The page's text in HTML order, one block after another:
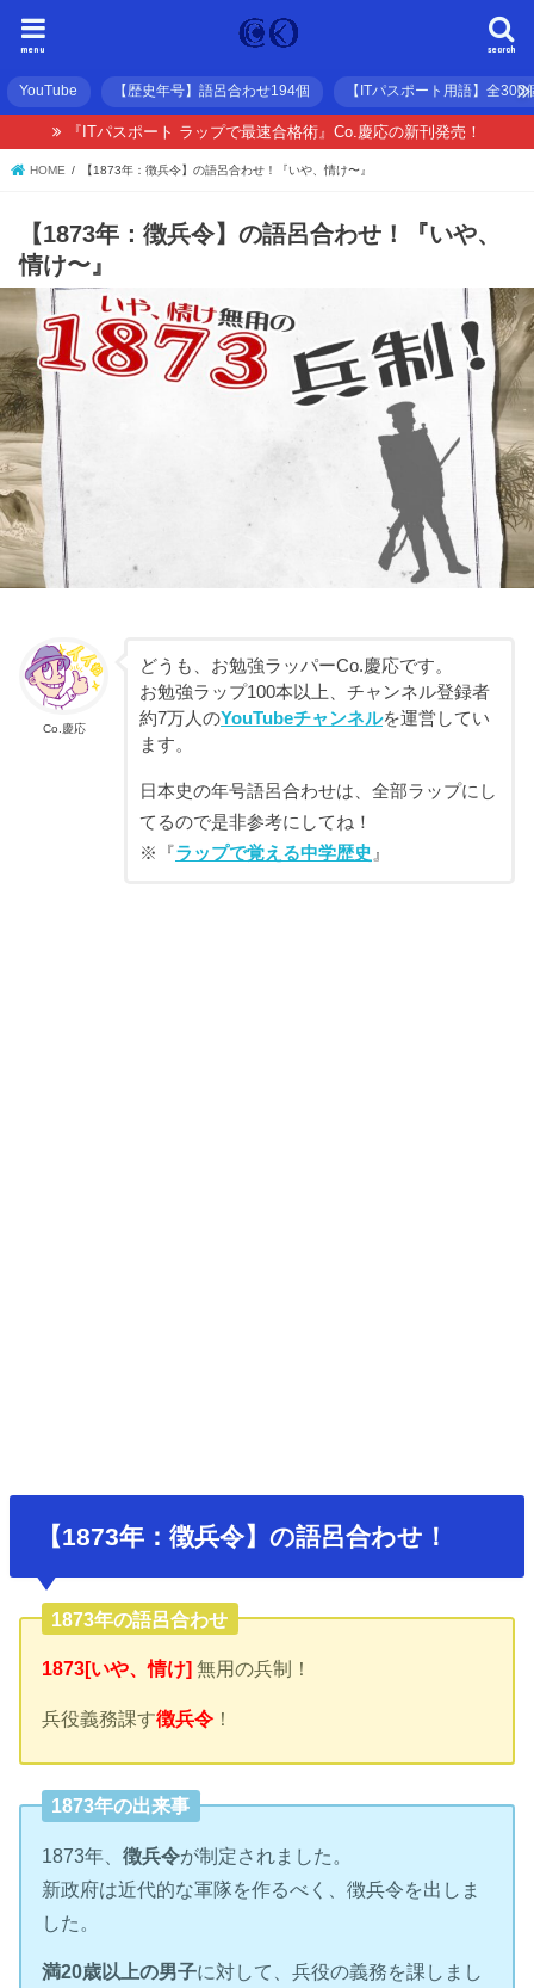
search
menu
YouTube 【歴史年号】語呂合わせ194個 【ITパスポート用語】全300
『ITパスポート ラップで最速合格術』Co.慶応の新刊発売！
HOME 【1873年：徴兵令】の語呂合わせ！『いや、情け〜』
【1873年：徴兵令】の語呂合わせ！『いや、
情け〜』
Co.慶応
どうも、お勉強ラッパーCo.慶応です。
お勉強ラップ100本以上、チャンネル登録者
約7万人のYouTubeチャンネルを運営してい
ます。
日本史の年号語呂合わせは、全部ラップにし
てるので是非参考にしてね！
※『ラップで覚える中学歴史 』
【1873年：徴兵令】の語呂合わせ！
1873年の語呂合わせ
1873[いや、情け]無用の兵制！
兵役義務課す徴兵令 ！
1873年の出来事
1873年、徴兵令が制定されました。
新政府は近代的な軍隊を作るべく、徴兵令を出しま
した。
満20歳以上の男子に対して、兵役の義務を課しまし